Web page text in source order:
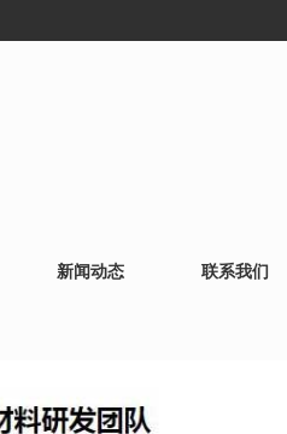
新闻动态 联系我们